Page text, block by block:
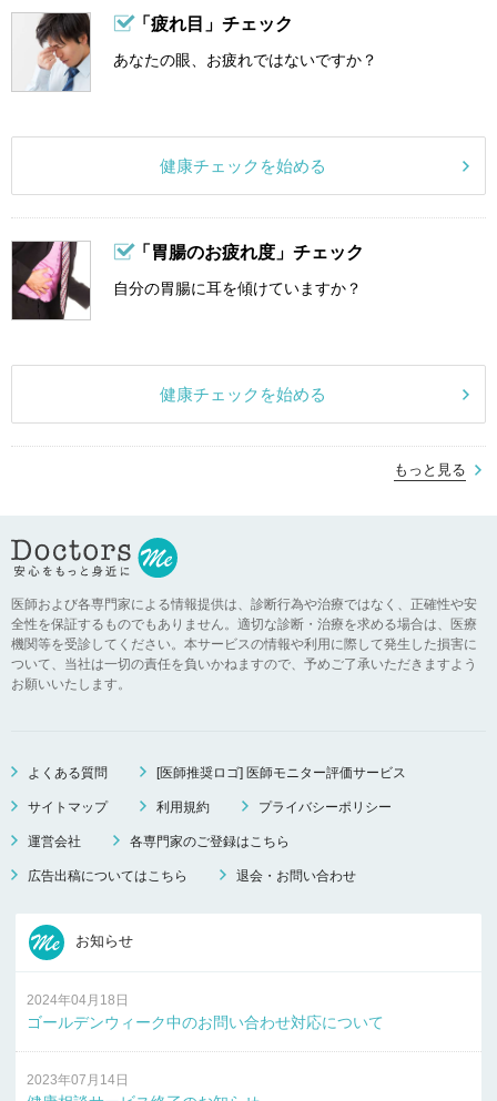
「疲れ目」チェック
あなたの眼、お疲れではないですか？
健康チェックを始める
「胃腸のお疲れ度」チェック
自分の胃腸に耳を傾けていますか？
健康チェックを始める
もっと見る
医師および各専門家による情報提供は、診断行為や治療ではなく、正確性や安
全性を保証するものでもありません。適切な診断・治療を求める場合は、医療
機関等を受診してください。本サービスの情報や利用に際して発生した損害に
ついて、当社は一切の責任を負いかねますので、予めご了承いただきますよう
お願いいたします。
よくある質問 [医師推奨ロゴ] 医師モニター評価サービス
サイトマップ 利用規約 プライバシーポリシー
運営会社 各専門家のご登録はこちら
広告出稿についてはこちら 退会・お問い合わせ
お知らせ
2024年04月18日
ゴールデンウィーク中のお問い合わせ対応について
2023年07月14日